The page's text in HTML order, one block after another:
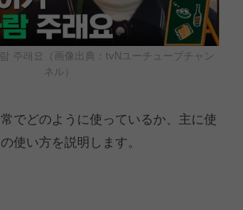
주래요（画像出典：tvNユーチューブチャン
ネル）
でどのように使っているか、主に使
使い方を説明します。